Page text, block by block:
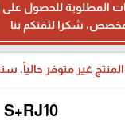
المطلوبة
غير متوفر حالياً،
S+RJ10